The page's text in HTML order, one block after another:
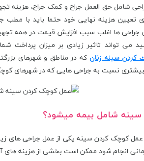
شامل حق العمل جراح و کمک جراح، هزینه
تعیین هزینه نهایی خود حتما باید با
جراحی ها اغلب سبب افزایش قیمت در همه
می تواند تاثیر زیادی بر میزان پرداخت
سينه زنان که در مناطق و شهرهای
نسبت به جراحی هایی که در شهرهای
شامل بیمه میشود؟
عمل کوچک کردن سینه یکی از عمل جراحی
انجام شود ممکن است بخشی از هزینه های